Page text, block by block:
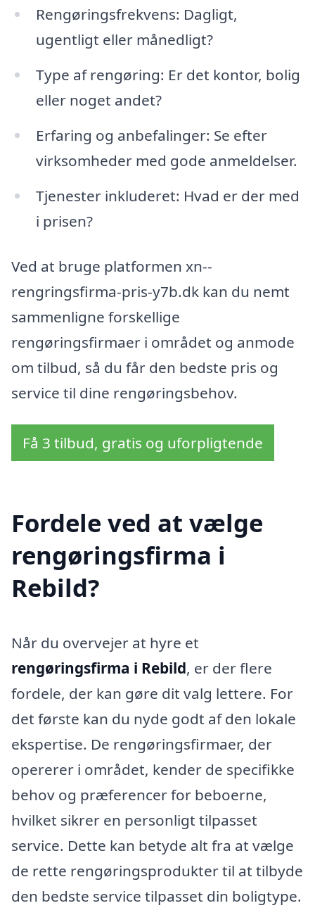
Rengøringsfrekvens: Dagligt,
ugentligt eller månedligt?
Type af rengøring: Er det kontor, bolig
eller noget andet?
Erfaring og anbefalinger: Se efter
virksomheder med gode anmeldelser.
Tjenester inkluderet: Hvad er der med
i prisen?
Ved at bruge platformen xn--
rengringsfirma-pris-y7b.dk kan du nemt
sammenligne forskellige
rengøringsfirmaer i området og anmode
om tilbud, så du får den bedste pris og
service til dine rengøringsbehov.
Få 3 tilbud, gratis og uforpligtende
Fordele ved at vælge
rengøringsfirma i
Rebild?
Når du overvejer at hyre et
rengøringsfirma i Rebild, er der flere
fordele, der kan gøre dit valg lettere. For
det første kan du nyde godt af den lokale
ekspertise. De rengøringsfirmaer, der
opererer i området, kender de specifikke
behov og præferencer for beboerne,
hvilket sikrer en personligt tilpasset
service. Dette kan betyde alt fra at vælge
de rette rengøringsprodukter til at tilbyde
den bedste service tilpasset din boligtype.